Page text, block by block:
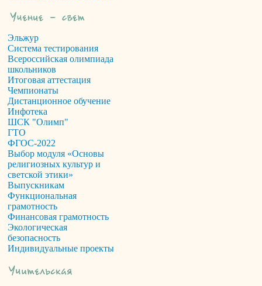
Эльжур
Система тестирования
Всероссийская олимпиада
школьников
Итоговая аттестация
Чемпионаты
Дистанционное обучение
Инфотека
ШСК "Олимп"
ГТО
ФГОС-2022
Выбор модуля «Основы
религиозных культур и
светской этики»
Выпускникам
Функциональная
грамотность
Финансовая грамотность
Экологическая
безопасность
Индивидуальные проекты